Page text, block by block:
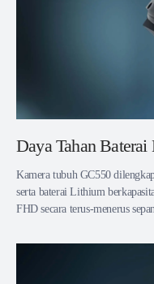
Daya Tahan Baterai
Kamera tubuh GC550
serta baterai Lithium
FHD secara terus-menerus